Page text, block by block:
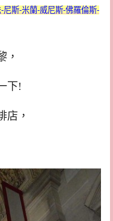
尼斯-米蘭-威尼斯-佛羅倫斯-
，
下!
店，